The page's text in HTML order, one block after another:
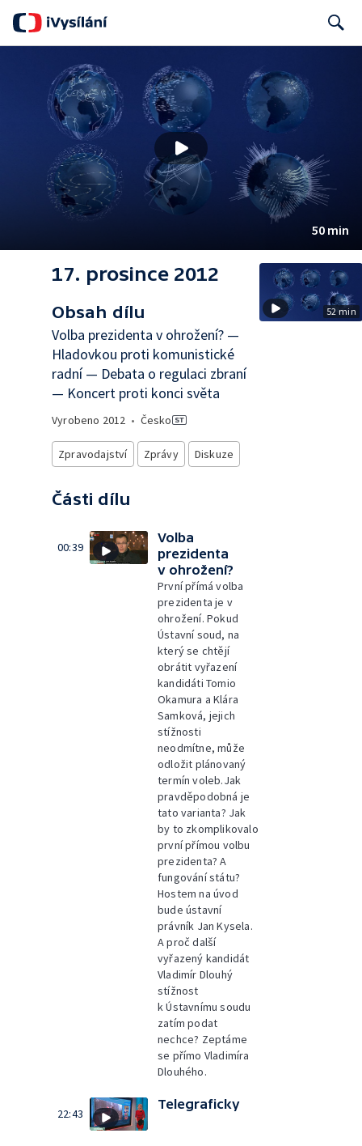
50 min
17. prosince 2012
Obsah dílu
Volba prezidenta v ohrožení? —
Hladovkou proti komunistické
radní — Debata o regulaci zbraní
— Koncert proti konci světa
Vyrobeno 2012 • Česko
Zpravodajství Zprávy Diskuze
Části dílu
00:39
Volba
prezidenta
v ohrožení?
První přímá volba
prezidenta je v
ohrožení. Pokud
Ústavní soud, na
který se chtějí
obrátit vyřazení
kandidáti Tomio
Okamura a Klára
Samková, jejich
stížnosti
neodmítne, může
odložit plánovaný
termín voleb.Jak
pravděpodobná je
tato varianta? Jak
by to zkomplikovalo
první přímou volbu
prezidenta? A
fungování státu?
Hostem na úvod
bude ústavní
právník Jan Kysela.
A proč další
vyřazený kandidát
Vladimír Dlouhý
stížnost
k Ústavnímu soudu
zatím podat
nechce? Zeptáme
se přímo Vladimíra
Dlouhého.
22:43
Telegraficky
52 min